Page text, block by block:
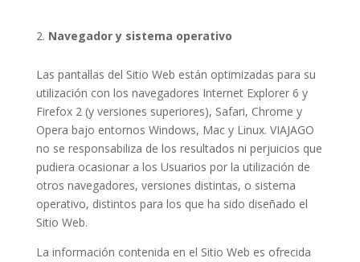
Navegador y sistema operativo
Las pantallas del Sitio Web están optimizadas para su
utilización con los navegadores Internet Explorer 6 y
Firefox 2 (y versiones superiores), Safari, Chrome y
Opera bajo entornos Windows, Mac y Linux. VIAJAGO
no se responsabiliza de los resultados ni perjuicios que
pudiera ocasionar a los Usuarios por la utilización de
otros navegadores, versiones distintas, o sistema
operativo, distintos para los que ha sido diseñado el
Sitio Web.
La información contenida en el Sitio Web es ofrecida